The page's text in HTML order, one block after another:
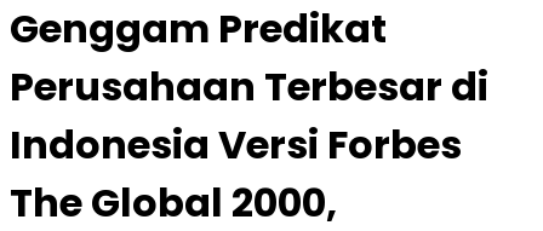
Genggam Predikat
Perusahaan Terbesar di
Indonesia Versi Forbes
The Global 2000,